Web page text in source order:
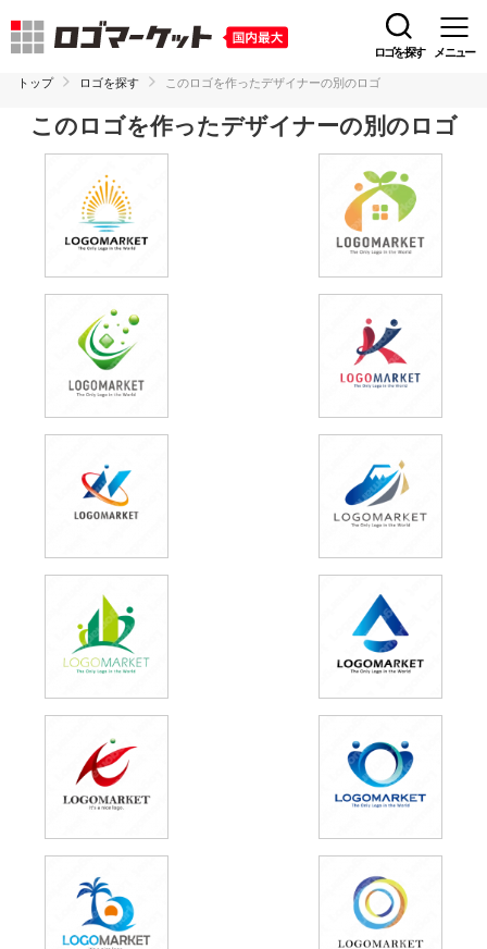
ロゴを探す メニュー
トップ ロゴを探す このロゴを作ったデザイナーの別のロゴ
このロゴを作ったデザイナーの別のロゴ